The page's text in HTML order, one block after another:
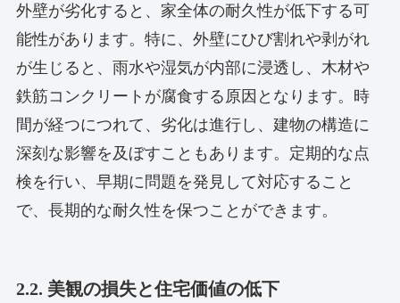
外壁が劣化すると、家全体の耐久性が低下する可
能性があります。特に、外壁にひび割れや剥がれ
が生じると、雨水や湿気が内部に浸透し、木材や
鉄筋コンクリートが腐食する原因となります。時
間が経つにつれて、劣化は進行し、建物の構造に
深刻な影響を及ぼすこともあります。定期的な点
検を行い、早期に問題を発見して対応すること
で、長期的な耐久性を保つことができます。
2.2. 美観の損失と住宅価値の低下